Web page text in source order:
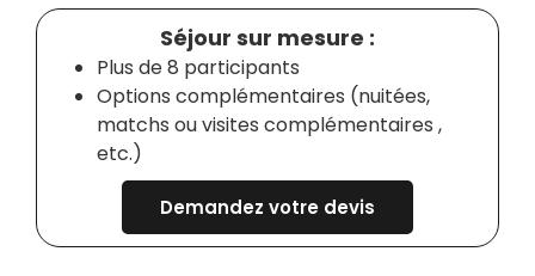
Séjour sur mesure :
Plus de 8 participants
Options complémentaires (nuitées,
matchs ou visites complémentaires ,
etc.)
Demandez votre devis